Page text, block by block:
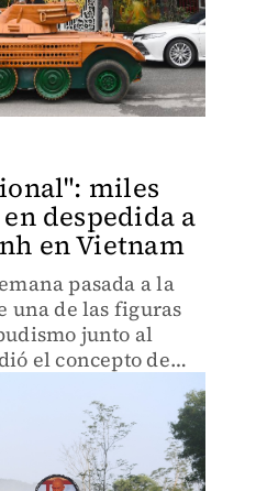
miles
despedida a
en Vietnam
pasada a la
una de las figuras
junto al
el concepto de